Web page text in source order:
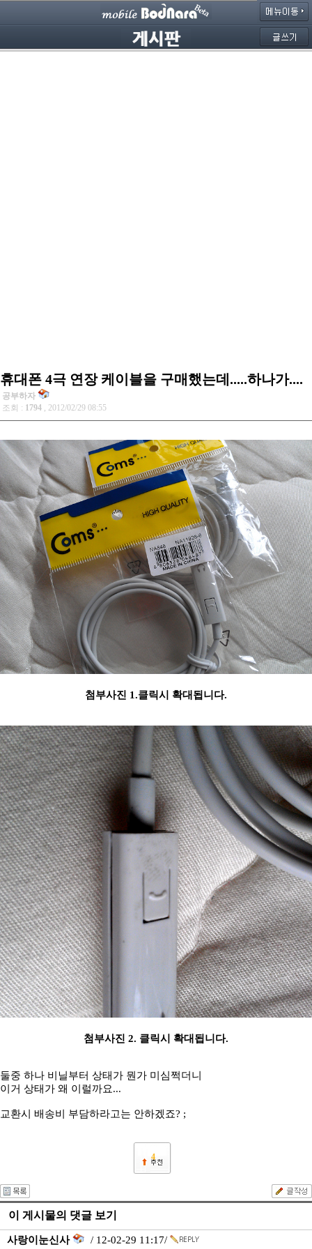
휴대폰 4극 연장 케이블을 구매했는데.....하나가....
공부하자
조회 : 1794 , 2012/02/29 08:55
첨부사진 1.클릭시 확대됩니다.
첨부사진 2. 클릭시 확대됩니다.
둘중 하나 비닐부터 상태가 뭔가 미심쩍더니
이거 상태가 왜 이럴까요...
교환시 배송비 부담하라고는 안하겠죠? ;
4
이 게시물의 댓글 보기
사랑이눈신사 / 12-02-29 11:17/